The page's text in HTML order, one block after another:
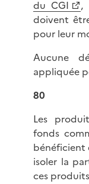
du CGI
,
doivent
pour leur
Aucune
appliquée
80
Les
fonds
bénéficient
isoler la
ces